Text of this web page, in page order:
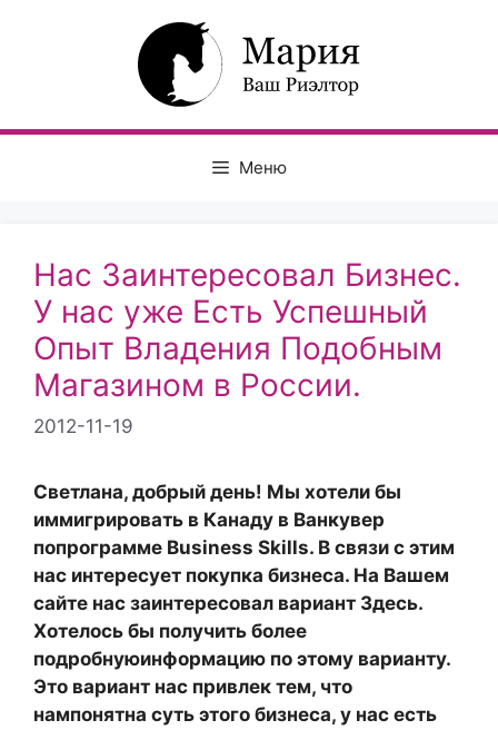
Меню
Нас Заинтересовал Бизнес.
У нас уже Есть Успешный
Опыт Владения Подобным
Магазином в России.
2012-11-19
Светлана, добрый день! Мы хотели бы
иммигрировать в Канаду в Ванкувер
попрограмме Business Skills. В связи с этим
нас интересует покупка бизнеса. На Вашем
сайте нас заинтересовал вариант Здесь.
Хотелось бы получить более
подробнуюинформацию по этому варианту.
Это вариант нас привлек тем, что
нампонятна суть этого бизнеса, у нас есть